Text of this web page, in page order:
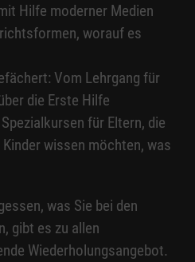
Hilfe moderner Medien
worauf es
Vom Lehrgang für
die Erste Hilfe
für Eltern, die
wissen möchten, was
was Sie bei den
gibt es zu allen
Wiederholungsangebot.